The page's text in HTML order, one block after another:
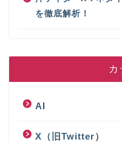
を徹底解析！
AI
X（旧Twitter）